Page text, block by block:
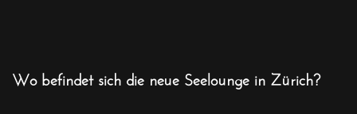
Wo befindet sich die neue Seelounge in Zürich?